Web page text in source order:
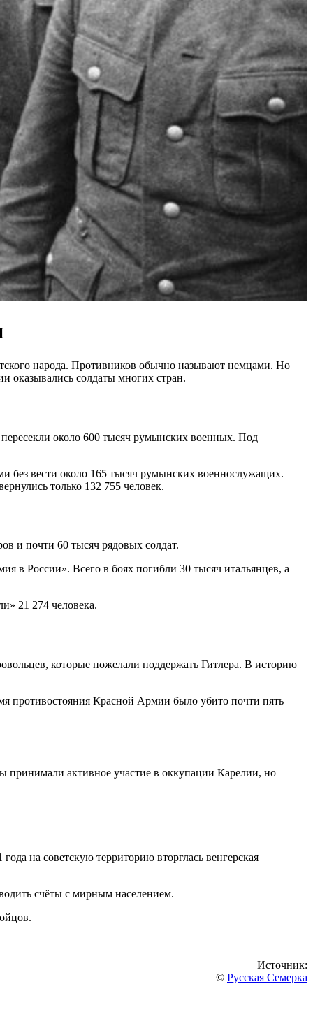
народа. Противников обычно называют немцами. Но
оказывались солдаты многих стран.
около 600 тысяч румынских военных. Под
без вести около 165 тысяч румынских военнослужащих.
только 132 755 человек.
и почти 60 тысяч рядовых солдат.
в России». Всего в боях погибли 30 тысяч итальянцев, а
21 274 человека.
которые пожелали поддержать Гитлера. В историю
противостояния Красной Армии было убито почти пять
активное участие в оккупации Карелии, но
на советскую территорию вторглась венгерская
счёты с мирным населением.
Источник:
© Русская Семерка